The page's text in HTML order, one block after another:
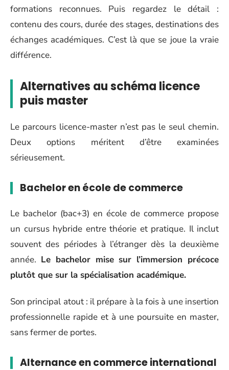
formations reconnues. Puis regardez le détail :
contenu des cours, durée des stages, destinations des
échanges académiques. C’est là que se joue la vraie
différence.
Alternatives au schéma licence
puis master
Le parcours licence-master n’est pas le seul chemin.
Deux options méritent d’être examinées
sérieusement.
Bachelor en école de commerce
Le bachelor (bac+3) en école de commerce propose
un cursus hybride entre théorie et pratique. Il inclut
souvent des périodes à l’étranger dès la deuxième
année. Le bachelor mise sur l’immersion précoce
plutôt que sur la spécialisation académique.
Son principal atout : il prépare à la fois à une insertion
professionnelle rapide et à une poursuite en master,
sans fermer de portes.
Alternance en commerce international